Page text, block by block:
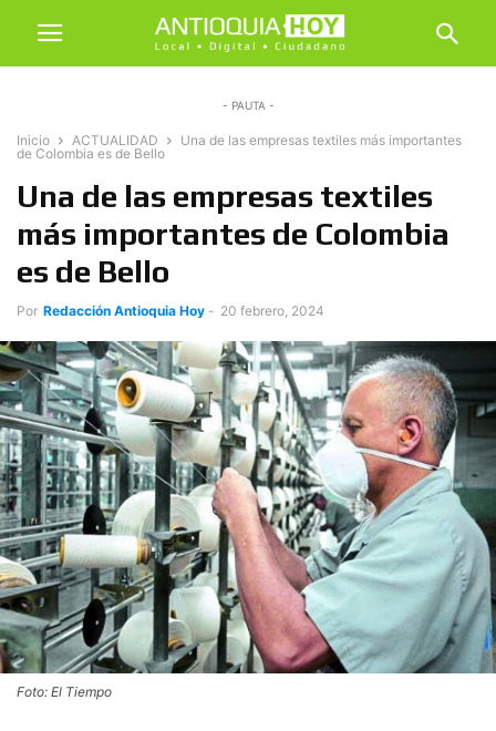
- PAUTA -
Inicio ACTUALIDAD
Una de las empresas textiles más importantes
de Colombia es de Bello
Una de las empresas textiles
más importantes de Colombia
es de Bello
Por Redacción Antioquia Hoy - 20 febrero, 2024
Foto: El Tiempo